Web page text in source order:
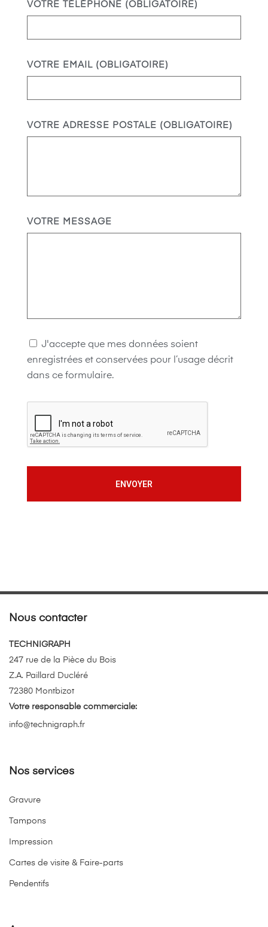
VOTRE TÉLÉPHONE (OBLIGATOIRE)
VOTRE EMAIL (OBLIGATOIRE)
VOTRE ADRESSE POSTALE (OBLIGATOIRE)
VOTRE MESSAGE
J'accepte que mes données soient
enregistrées et conservées pour l’usage décrit
dans ce formulaire.
ENVOYER
Nous contacter
TECHNIGRAPH
247 rue de la Pièce du Bois
Z.A. Paillard Ducléré
72380 Montbizot
Votre responsable commerciale:
info@technigraph.fr
Nos services
Gravure
Tampons
Impression
Cartes de visite & Faire-parts
Pendentifs